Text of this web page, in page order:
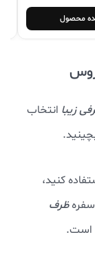
محصول
زیبا انتخاب
کنید،
ظرف
است.